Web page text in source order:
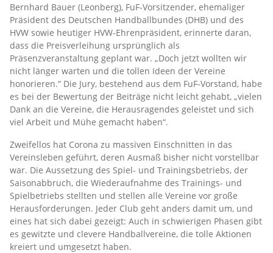
Bernhard Bauer (Leonberg), FuF-Vorsitzender, ehemaliger
Präsident des Deutschen Handballbundes (DHB) und des
HVW sowie heutiger HVW-Ehrenpräsident, erinnerte daran,
dass die Preisverleihung ursprünglich als
Präsenzveranstaltung geplant war. „Doch jetzt wollten wir
nicht länger warten und die tollen Ideen der Vereine
honorieren.“ Die Jury, bestehend aus dem FuF-Vorstand, habe
es bei der Bewertung der Beiträge nicht leicht gehabt, „vielen
Dank an die Vereine, die Herausragendes geleistet und sich
viel Arbeit und Mühe gemacht haben“.
Zweifellos hat Corona zu massiven Einschnitten in das
Vereinsleben geführt, deren Ausmaß bisher nicht vorstellbar
war. Die Aussetzung des Spiel- und Trainingsbetriebs, der
Saisonabbruch, die Wiederaufnahme des Trainings- und
Spielbetriebs stellten und stellen alle Vereine vor große
Herausforderungen. Jeder Club geht anders damit um, und
eines hat sich dabei gezeigt: Auch in schwierigen Phasen gibt
es gewitzte und clevere Handballvereine, die tolle Aktionen
kreiert und umgesetzt haben.